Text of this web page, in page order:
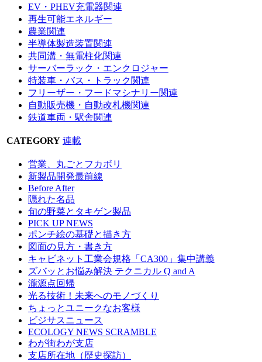
EV・PHEV充電器関連
再生可能エネルギー
農業関連
半導体製造装置関連
共同溝・無電柱化関連
サーバーラック・エンクロジャー
特装車・バス・トラック関連
フリーザー・フードマシナリー関連
自動販売機・自動改札機関連
鉄道車両・駅舎関連
CATEGORY 連載
営業、丸ごとフカボリ
新製品開発最前線
Before After
隠れた名品
旬の野菜とタキゲン製品
PICK UP NEWS
ポンチ絵の基礎と描き方
図面の見方・書き方
キャビネット工業会規格「CA300」集中講義
ズバッとお悩み解決 テクニカル Q and A
瀧源点回帰
光る技術！未来へのモノづくり
ちょっとユニークなお客様
ビジサスニュース
ECOLOGY NEWS SCRAMBLE
わが街わが支店
支店所在地（歴史探訪）